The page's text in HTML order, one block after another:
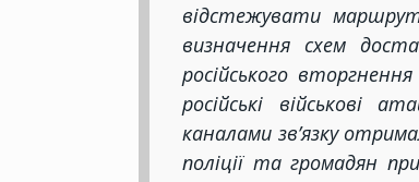
відстежувати
визначення схем
російського
російські військові
каналами зв’язку
поліції та громадян